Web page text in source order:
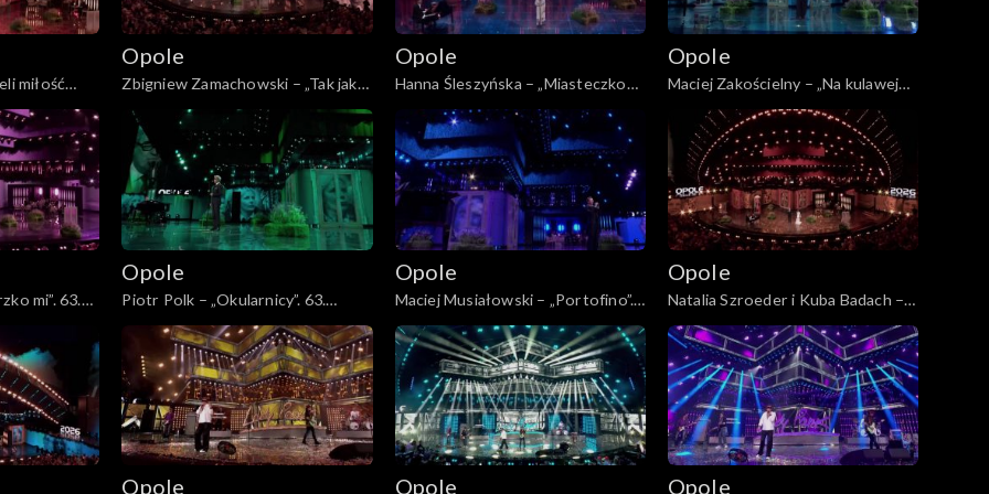
miłość
mnie już nie
Opole
Zbigniew Zamachowski – „Tak jak
malował pan Chagall”. 63. KFPP:
„Kiedy mnie już nie będzie...”.
Koncert w hołdzie Magdzie Umer i
Agnieszce Osieckiej
Opole
Hanna Śleszyńska – „Miasteczko
Bełz”. 63. KFPP: „Kiedy mnie już nie
będzie...”. Koncert w hołdzie
Magdzie Umer i Agnieszce
Osieckiej
Opole
Maciej Zakościelny – „Na kulawej
naszej barce”. 63. KFPP: „Kiedy
mnie już nie będzie...”. Koncert w
hołdzie Magdzie Umer i Agnieszce
Osieckiej
mi”. 63.
będzie...”.
Umer i
Opole
Piotr Polk – „Okularnicy”. 63.
KFPP: „Kiedy mnie już nie będzie...”.
Koncert w hołdzie Magdzie Umer i
Agnieszce Osieckiej
Opole
Maciej Musiałowski – „Portofino”.
63. KFPP: „Kiedy mnie już nie
będzie...”. Koncert w hołdzie
Magdzie Umer i Agnieszce
Osieckiej
Opole
Natalia Szroeder i Kuba Badach –
„W żółtych płomieniach liści”. 63.
KFPP: „Kiedy mnie już nie będzie...”.
Koncert w hołdzie Magdzie Umer i
Agnieszce Osieckiej
Opole Opole Opole